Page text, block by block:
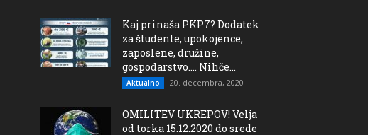
Kaj prinaša PKP7? Dodatek
za študente, upokojence,
zaposlene, družine,
gospodarstvo…. Nihče...
Aktualno 20. decembra, 2020
OMILITEV UKREPOV! Velja
od torka 15.12.2020 do srede